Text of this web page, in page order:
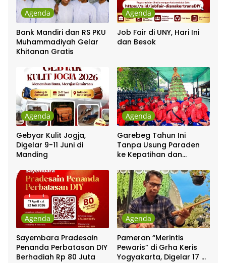
Agenda
Bank Mandiri dan RS PKU
Muhammadiyah Gelar
Khitanan Gratis
Agenda
Job Fair di UNY, Hari Ini
dan Besok
Agenda
Gebyar Kulit Jogja,
Digelar 9-11 Juni di
Manding
Agenda
Garebeg Tahun Ini
Tanpa Usung Paraden
ke Kepatihan dan
Agenda
Sayembara Pradesain
Penanda Perbatasan DIY
Berhadiah Rp 80 Juta
Agenda
Pameran “Merintis
Pewaris” di Grha Keris
Yogyakarta, Digelar 17 –